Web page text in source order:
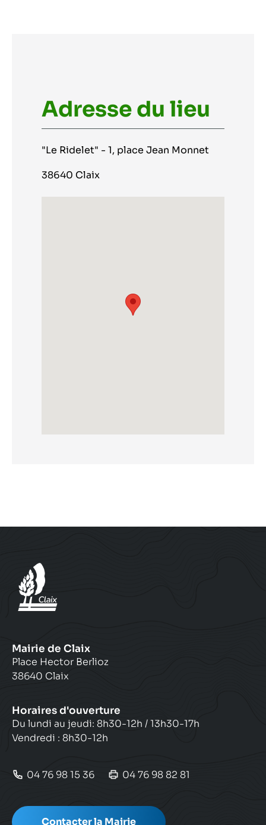
Adresse du lieu
"Le Ridelet" - 1, place Jean Monnet
38640 Claix
Mairie de Claix
Place Hector Berlioz
38640 Claix
Horaires d'ouverture
Du lundi au jeudi: 8h30-12h / 13h30-17h
Vendredi : 8h30-12h
04 76 98 15 36 04 76 98 82 81
Contacter la Mairie